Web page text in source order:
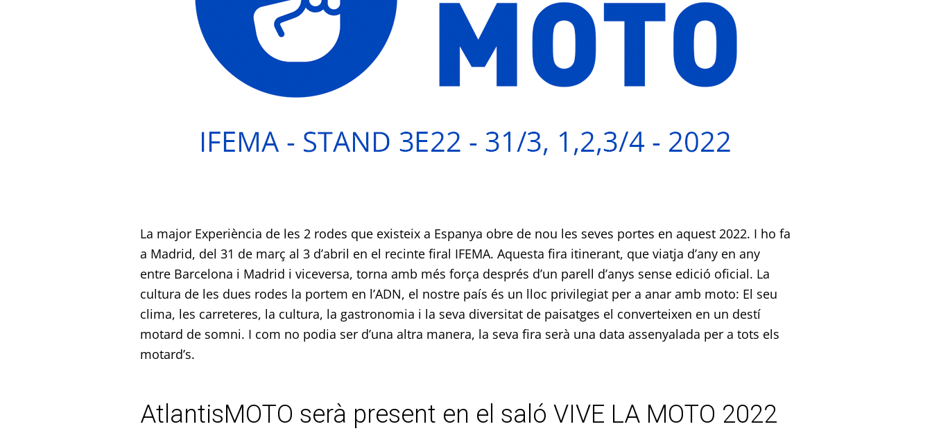
La major Experiència de les 2 rodes que existeix a Espanya obre de nou les seves portes en aquest 2022. I ho fa
a Madrid, del 31 de març al 3 d’abril en el recinte firal IFEMA. Aquesta fira itinerant, que viatja d’any en any
entre Barcelona i Madrid i viceversa, torna amb més força després d’un parell d’anys sense edició oficial. La
cultura de les dues rodes la portem en l’ADN, el nostre país és un lloc privilegiat per a anar amb moto: El seu
clima, les carreteres, la cultura, la gastronomia i la seva diversitat de paisatges el converteixen en un destí
motard de somni. I com no podia ser d’una altra manera, la seva fira serà una data assenyalada per a tots els
motard’s.
AtlantisMOTO serà present en el saló VIVE LA MOTO 2022